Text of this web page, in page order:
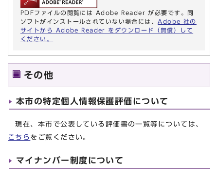
PDFファイルの閲覧には Adobe Reader が必要です。同
ソフトがインストールされていない場合には、 Adobe 社の
サイトから Adobe Reader をダウンロード（無償）して
ください。
その他
本市の特定個人情報保護評価について
現在、本市で公表している評価書の一覧等については、
こちら をご覧ください。
マイナンバー制度について